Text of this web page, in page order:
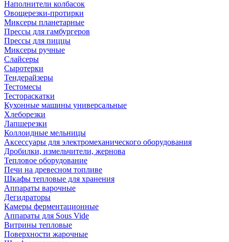
Наполнители колбасок
Овощерезки-протирки
Миксеры планетарные
Прессы для гамбургеров
Прессы для пиццы
Миксеры ручные
Слайсеры
Сыротерки
Тендерайзеры
Тестомесы
Тестораскатки
Кухонные машины универсальные
Хлеборезки
Лапшерезки
Коллоидные мельницы
Аксессуары для электромеханического оборудования
Дробилки, измельчители, жернова
Тепловое оборудование
Печи на древесном топливе
Шкафы тепловые для хранения
Аппараты варочные
Дегидраторы
Камеры ферментационные
Аппараты для Sous Vide
Витрины тепловые
Поверхности жарочные